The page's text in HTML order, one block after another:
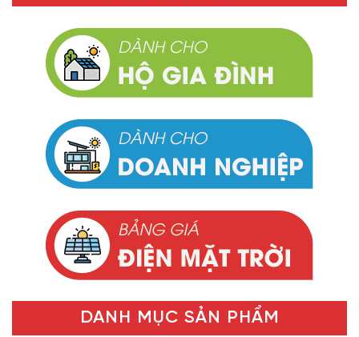
DANH MỤC SẢN PHẨM